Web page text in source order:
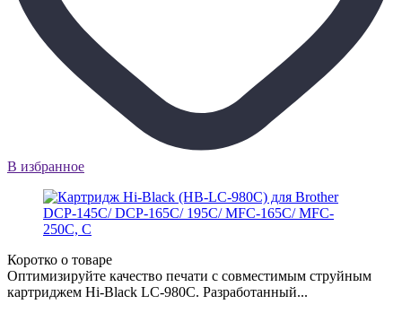
В избранное
Коротко о товаре
Оптимизируйте качество печати с совместимым струйным
картриджем Hi-Black LC-980C. Разработанный...